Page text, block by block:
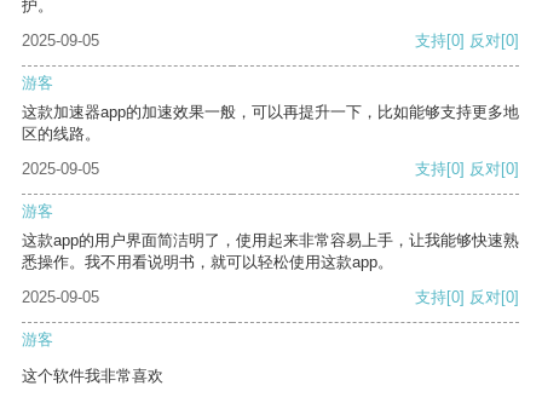
护。
2025-09-05
支持[0] 反对[0]
游客
这款加速器app的加速效果一般，可以再提升一下，比如能够支持更多地
区的线路。
2025-09-05
支持[0] 反对[0]
游客
这款app的用户界面简洁明了，使用起来非常容易上手，让我能够快速熟
悉操作。我不用看说明书，就可以轻松使用这款app。
2025-09-05
支持[0] 反对[0]
游客
这个软件我非常喜欢